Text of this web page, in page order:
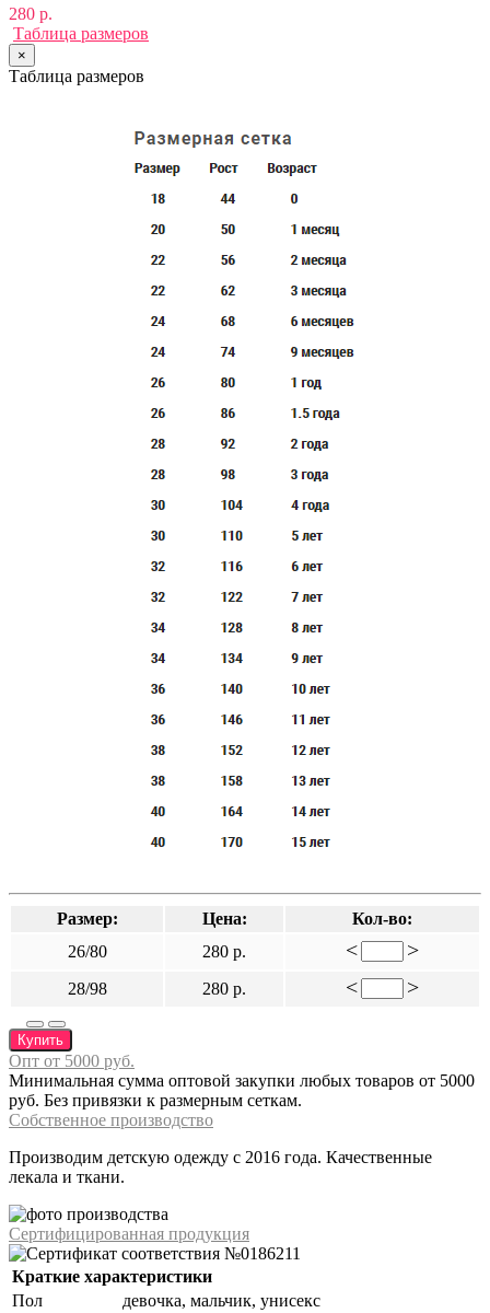
280 р.
Таблица размеров
×
Таблица размеров
Размер: Цена:
Кол-во:
26/80
280 р. < >
28/98 280 р. < >
Купить
Опт от 5000 руб.
Минимальная сумма оптовой закупки любых товаров от 5000
руб. Без привязки к размерным сеткам.
Собственное производство
Производим детскую одежду с 2016 года. Качественные
лекала и ткани.
Сертифицированная продукция
Краткие характеристики
Пол
девочка, мальчик, унисекс